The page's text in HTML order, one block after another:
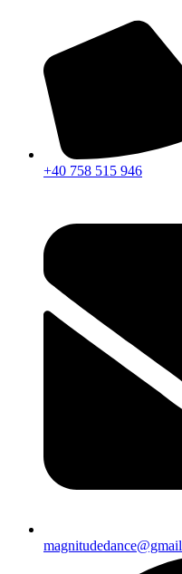
+40 758 515 946